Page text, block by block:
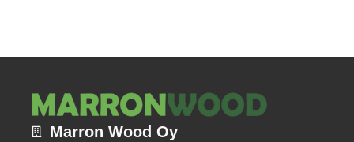
Marron Wood Oy